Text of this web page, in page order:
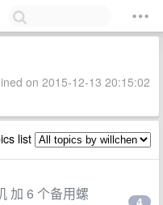
on 2015-12-13 20:15:02
list
加 6 个备用螺
4